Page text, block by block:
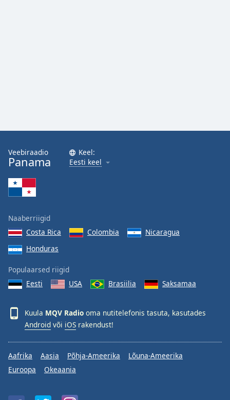
Font
Family
Done
Close
Dialog
dialog
Veebiraadio
Panama
Keel:
Eesti keel
Naaberriigid
Costa Rica
Colombia
Nicaragua
Honduras
Populaarsed riigid
Eesti
USA Brasiilia Saksamaa
Kuula MQV Radio oma nutitelefonis tasuta, kasutades
Android või iOS rakendust!
Aafrika Aasia Põhja-Ameerika
Lõuna-Ameerika
Euroopa
Okeaania